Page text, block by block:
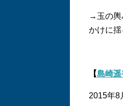
→玉の輿
かけに揺
【島崎遥
2015年8